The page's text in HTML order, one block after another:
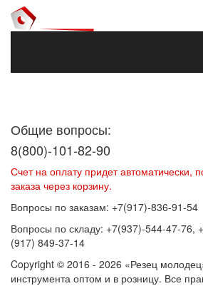
Общие вопросы:
8(800)-101-82-90
Счет на оплату придет автоматически,
заказа через корзину.
Вопросы по заказам: +7(917)-836-91-54
Вопросы по складу: +7(937)-544-47-76,
(917) 849-37-14
Copyright © 2016 - 2026 «Резец
инструмента оптом и в розницу. Все